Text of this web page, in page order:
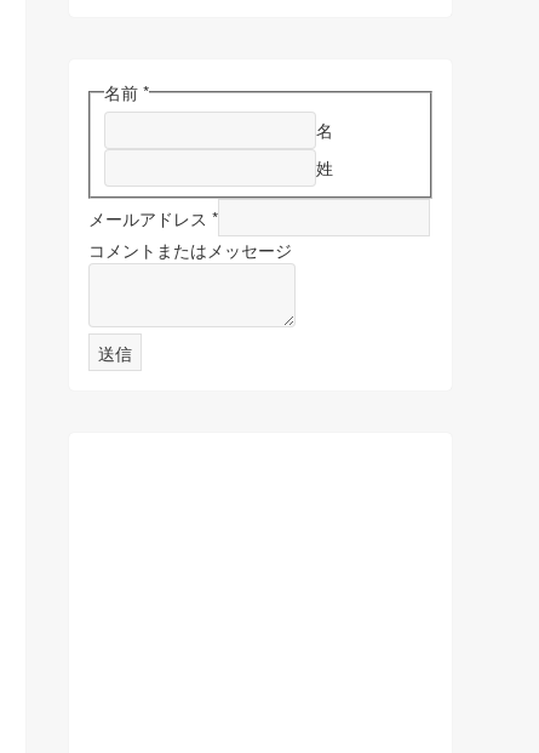
名前 *
名
姓
メールアドレス *
コメントまたはメッセージ
送信